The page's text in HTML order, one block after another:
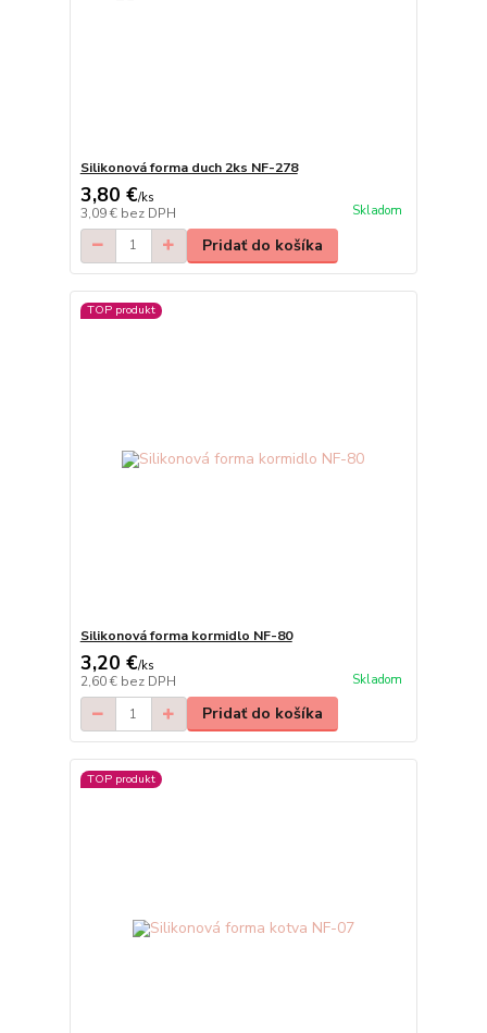
Silikonová forma duch 2ks NF-278
3,80 €/ks
3,09 € bez DPH Skladom
Pridať do košíka
TOP produkt
Silikonová forma kormidlo NF-80
3,20 €/ks
2,60 € bez DPH Skladom
Pridať do košíka
TOP produkt